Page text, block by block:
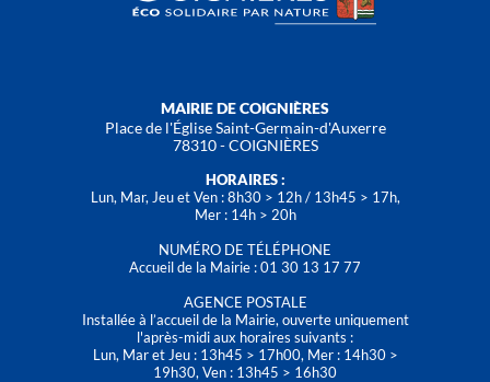
MAIRIE DE COIGNIÈRES
Place de l'Église Saint-Germain-d'Auxerre
78310 - COIGNIÈRES
HORAIRES :
Lun, Mar, Jeu et Ven : 8h30 > 12h / 13h45 > 17h,
Mer : 14h > 20h
NUMÉRO DE TÉLÉPHONE
Accueil de la Mairie : 01 30 13 17 77
AGENCE POSTALE
Installée à l’accueil de la Mairie, ouverte uniquement
l'après-midi aux horaires suivants :
Lun, Mar et Jeu : 13h45 > 17h00, Mer : 14h30 >
19h30, Ven : 13h45 > 16h30